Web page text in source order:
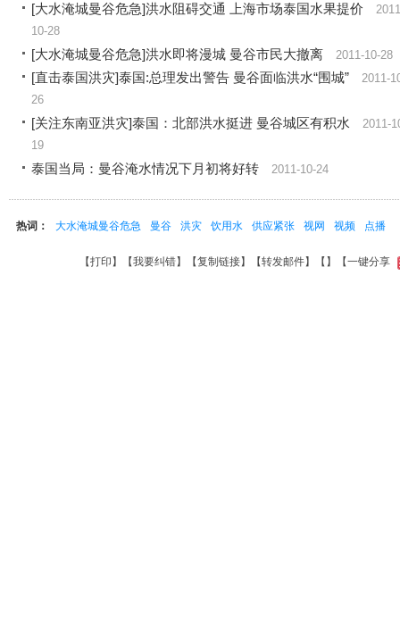
[大水淹城曼谷危急]洪水阻碍交通 上海市场泰国水果提价
10-28
[大水淹城曼谷危急]洪水即将漫城 曼谷市民大撤离
2011-10-28
[直击泰国洪灾]泰国:总理发出警告 曼谷面临洪水“围城” 2011-
26
[关注东南亚洪灾]泰国：北部洪水挺进 曼谷城区有积水
2011-
19
泰国当局：曼谷淹水情况下月初将好转
2011-10-24
热词： 大水淹城曼谷危急 曼谷 洪灾 饮用水 供应紧张 视网 视频 点播
【打印 】【我要纠错】【复制链接】【转发邮件】【 】 【一键分享